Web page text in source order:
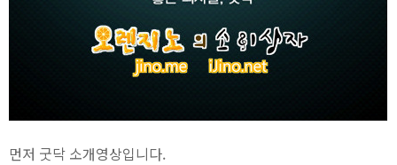
먼저 굿닥 소개영상입니다.